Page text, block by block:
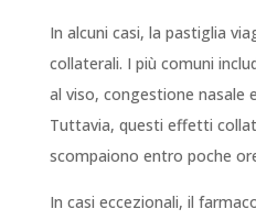
In alcuni casi, la pastiglia
collaterali. I più comuni
al viso, congestione nasale
Tuttavia, questi effetti
scompaiono entro poche
In casi eccezionali, il